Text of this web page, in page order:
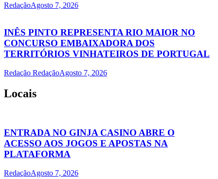
RedaçãoAgosto 7, 2026
INÊS PINTO REPRESENTA RIO MAIOR NO
CONCURSO EMBAIXADORA DOS
TERRITÓRIOS VINHATEIROS DE PORTUGAL
Redação RedaçãoAgosto 7, 2026
Locais
ENTRADA NO GINJA CASINO ABRE O
ACESSO AOS JOGOS E APOSTAS NA
PLATAFORMA
RedaçãoAgosto 7, 2026